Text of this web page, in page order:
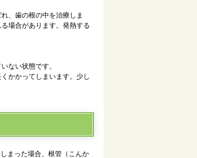
、歯の根の中を治療しま
場合があります。発熱する
ない状態です。
かかってしまいます。少し
まった場合、根管（こんか